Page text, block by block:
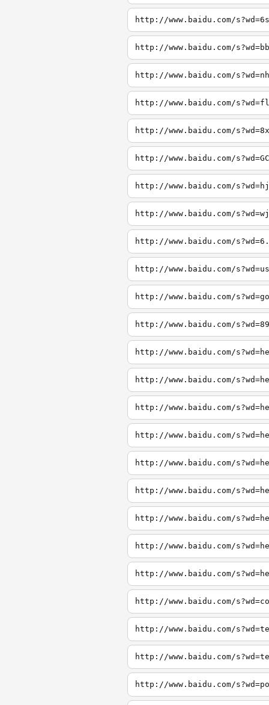
http://www.baidu.com/
http://www.baidu.com/
http://www.baidu.com/
http://www.baidu.com/
http://www.baidu.com/
http://www.baidu.com/
http://www.baidu.com/
http://www.baidu.com/
http://www.baidu.com/
http://www.baidu.com/
http://www.baidu.com/
http://www.baidu.com/
http://www.baidu.com/
http://www.baidu.com/
http://www.baidu.com/
http://www.baidu.com/
http://www.baidu.com/
http://www.baidu.com/
http://www.baidu.com/
http://www.baidu.com/
http://www.baidu.com/
http://www.baidu.com/
http://www.baidu.com/
http://www.baidu.com/
http://www.baidu.com/